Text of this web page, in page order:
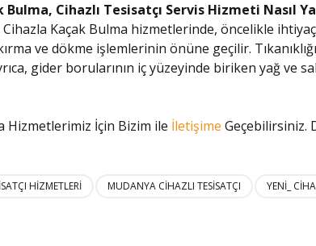
Cihazlı Tesisatçı Servis Hizmeti Nasıl
Cihazla Kaçak Bulma hizmetlerinde, öncelikle
ve dökme işlemlerinin önüne geçilir.
gider borularının iç yüzeyinde biriken yağ ve
Hizmetlerimiz İçin Bizim ile İletişime Geçebilirsiniz.
HIZMETLERI MUDANYA CIHAZLI TESISATÇI YENI_